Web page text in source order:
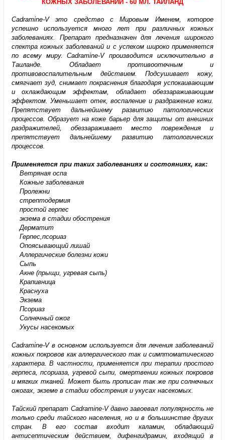
КОЖНЫХ ЗАБОЛЕВАНИЙ - 60 МЛ. ТАИЛАНД
Cadramine-V это средство с Мировым Именем, которое
успешно используется много лет при различных кожных
заболеваниях. Препарат предназначен для лечения широкого
спектра кожных заболеваний и с успехом широко применяется
по всему миру. Cadramine-V производится исключительно в
Таиланде. Обладает противоотечным и
противовоспалительным действием. Подсушивает кожу,
смягчает зуд, снимает покраснения благодаря успокаивающим
и охлаждающим эффектам, обладает обеззараживающим
эффектом. Уменьшает отек, воспаление и раздражение кожи.
Препятствует дальнейшему развитию патологических
процессов. Образует на коже барьер для защиты от внешних
раздражителей, обеззараживает место повреждения и
препятствует дальнейшему развитию патологических
процессов.
Применяется при таких заболеваниях и состояниях, как:
Ветряная оспа
Кожные заболевания
Пролежни
стрептодермия
простой герпес
экзема в стадии обострения
Дерматит
Герпес,псориаз
Опоясывающий лишай
Аллергические болезни кожи
Сыпь
Акне (прыщи, угревая сыпь)
Крапивница
Краснуха
Экзема
Псориаз
Солнечный ожог
Укусы насекомых
Cadramine-V в основном используется для лечения заболеваний
кожных покровов как аллергического так и симптоматического
характера. В частности, применяется при терапии простого
герпеса, псориаза, угревой сыпи, омертвении кожных покровов
и мягких тканей. Может быть прописан так же при солнечных
ожогах, экземе в стадии обострения и укусах насекомых.
Тайский препарат Cadramine-V давно завоевал популярность не
только среди тайского населения, но и в большинстве других
стран. В его состав входит каламин, обладающий
антисептическим действием, дифенгидрамин, входящий в